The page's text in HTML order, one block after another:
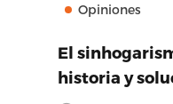
Opiniones
El
historia y